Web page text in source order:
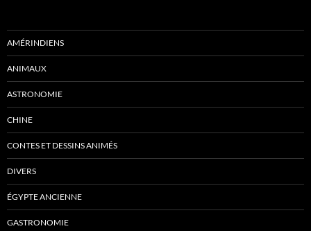
AMÉRINDIENS
ANIMAUX
ASTRONOMIE
CHINE
CONTES ET DESSINS ANIMÉS
DIVERS
ÉGYPTE ANCIENNE
GASTRONOMIE